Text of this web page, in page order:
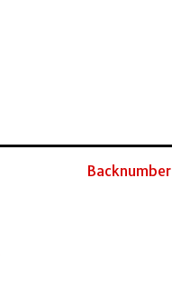
Backnumber